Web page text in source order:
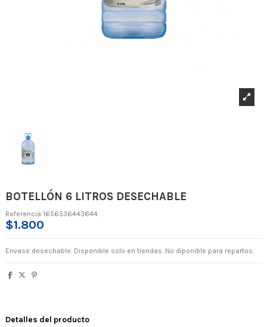
BOTELLÓN 6 LITROS DESECHABLE
Referencia 1656536443644
$1.800
Envase desechable. Disponible solo en tiendas. No diponible para repartos.
Detalles del producto